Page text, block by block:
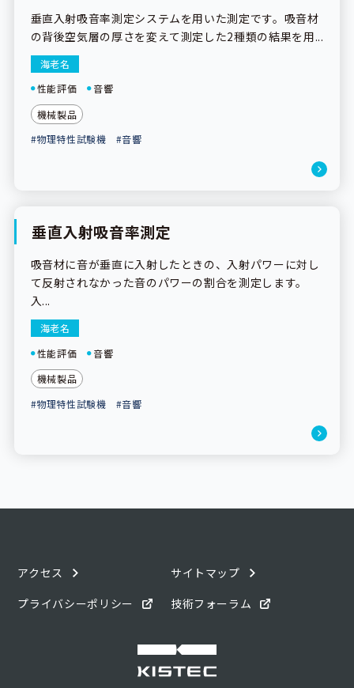
垂直入射吸音率測定システムを用いた測定です。吸音材
の背後空気層の厚さを変えて測定した2種類の結果を用...
海老名
性能評価
音響
機械製品
#物理特性試験機
#音響
依頼試験
垂直入射吸音率測定
吸音材に音が垂直に入射したときの、入射パワーに対し
て反射されなかった音のパワーの割合を測定します。
入...
海老名
性能評価
音響
機械製品
#物理特性試験機
#音響
アクセス
サイトマップ
プライバシーポリシー
技術フォーラム